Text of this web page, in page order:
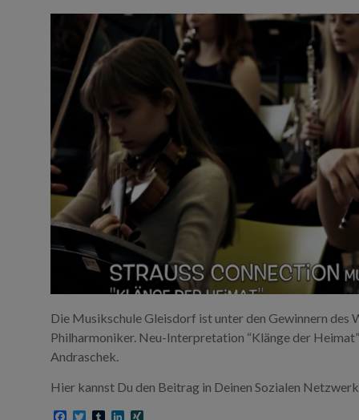
Die Musikschule Gleisdorf ist unter den Gewinnern
Philharmoniker. Neu-Interpretation “Klänge der
Andraschek.
Hier kannst Du den Beitrag in Deinen Sozialen
F
T
T